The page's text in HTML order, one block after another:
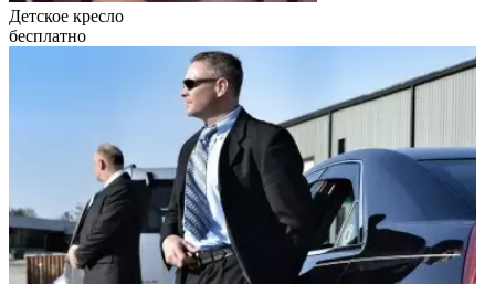
Детское кресло
бесплатно